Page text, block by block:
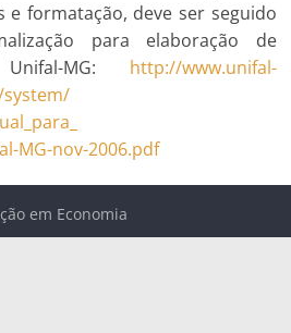
e formatação, deve ser seguido
para elaboração de
MG: http://www.unifal-
MG-nov-2006.pdf
em Economia